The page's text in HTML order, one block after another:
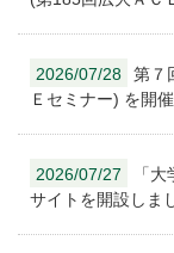
2026/07/28
第７
Ｅセミナー) を開
2026/07/27
「
サイトを開設しま